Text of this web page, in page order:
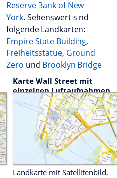
Reserve Bank of New
York. Sehenswert sind
folgende Landkarten:
Empire State Building,
Freiheitsstatue, Ground
Zero und Brooklyn Bridge
Karte Wall Street mit
einzelnen Luftaufnahmen
Landkarte mit Satellitenbild,